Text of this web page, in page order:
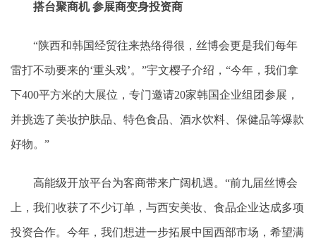
搭台聚商机 参展商变身投资商
“陕西和韩国经贸往来热络得很，丝博会更是我们每年
雷打不动要来的‘重头戏’。”宇文樱子介绍，“今年，我们拿
下400平方米的大展位，专门邀请20家韩国企业组团参展，
并挑选了美妆护肤品、特色食品、酒水饮料、保健品等爆款
好物。”
高能级开放平台为客商带来广阔机遇。“前九届丝博会
上，我们收获了不少订单，与西安美妆、食品企业达成多项
投资合作。今年，我们想进一步拓展中国西部市场，希望满